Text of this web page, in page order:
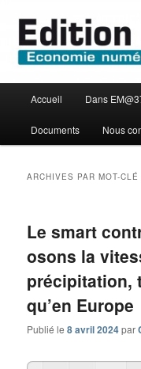
contenu
principal
contenu
secondaire
Edition
principal
Accueil Dans
Documents Nous
ARCHIVES PAR MOT-
Le smart
osons la
précipitation,
qu’en Europe
Publié le8 avril 2024par